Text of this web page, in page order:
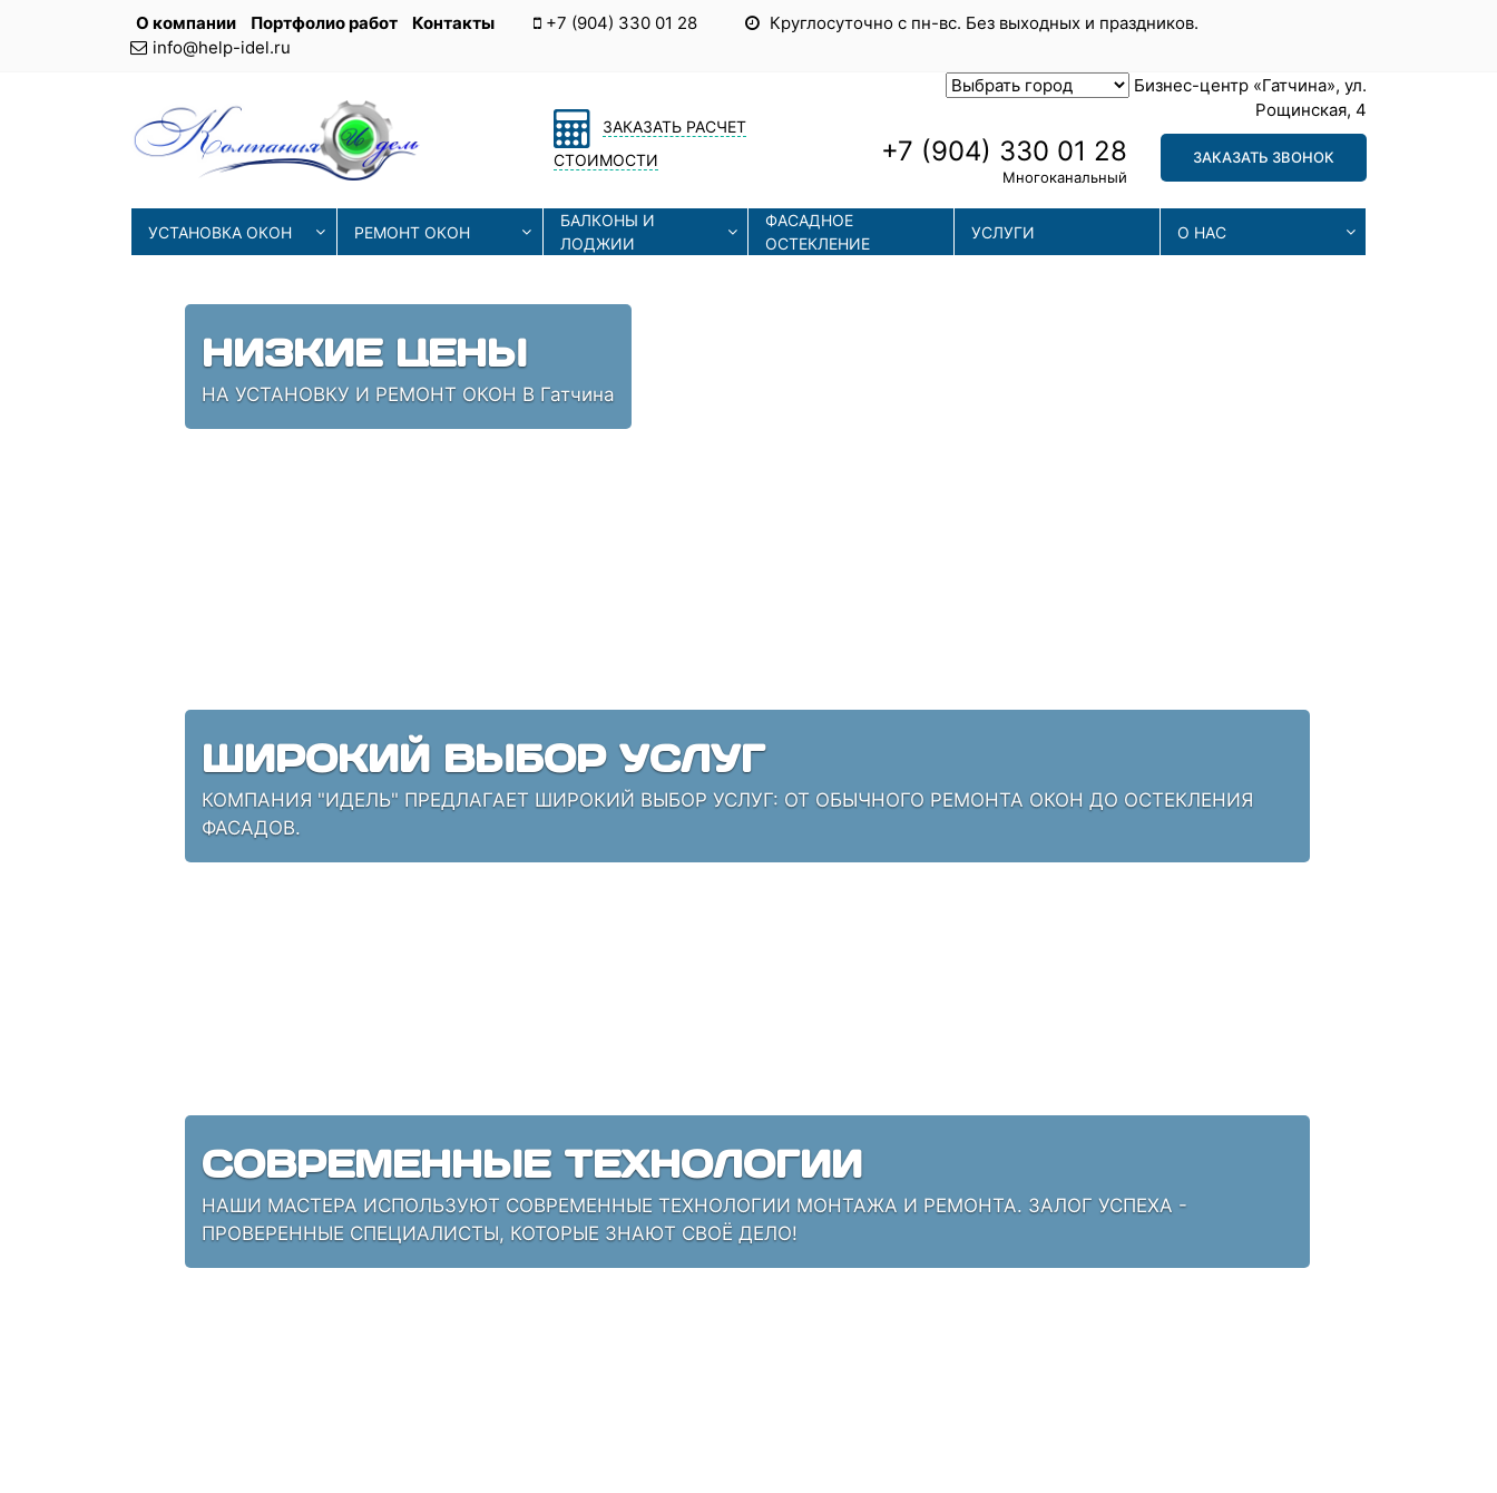
О компании Портфолио работ Контакты +7 (904) 330 01 28
Круглосуточно с пн-вс. Без выходных и праздников.
info@help-idel.ru
ЗАКАЗАТЬ РАСЧЕТ
СТОИМОСТИ
Бизнес-центр «Гатчина», ул.
Рощинская, 4
+7 (904) 330 01 28
Многоканальный
ЗАКАЗАТЬ ЗВОНОК
УСТАНОВКА ОКОН РЕМОНТ ОКОН
БАЛКОНЫ И
ЛОДЖИИ
ФАСАДНОЕ
ОСТЕКЛЕНИЕ
УСЛУГИ О НАС
НИЗКИЕ ЦЕНЫ
НА УСТАНОВКУ И РЕМОНТ ОКОН В Гатчина
ШИРОКИЙ ВЫБОР УСЛУГ
КОМПАНИЯ "ИДЕЛЬ" ПРЕДЛАГАЕТ ШИРОКИЙ ВЫБОР УСЛУГ: ОТ ОБЫЧНОГО РЕМОНТА ОКОН ДО ОСТЕКЛЕНИЯ
ФАСАДОВ.
СОВРЕМЕННЫЕ ТЕХНОЛОГИИ
НАШИ МАСТЕРА ИСПОЛЬЗУЮТ СОВРЕМЕННЫЕ ТЕХНОЛОГИИ МОНТАЖА И РЕМОНТА. ЗАЛОГ УСПЕХА -
ПРОВЕРЕННЫЕ СПЕЦИАЛИСТЫ, КОТОРЫЕ ЗНАЮТ СВОЁ ДЕЛО!